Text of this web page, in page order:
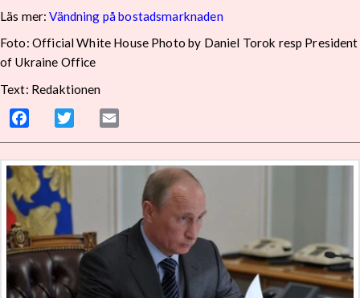
Läs mer:Vändning på bostadsmarknaden
Foto: Official White House Photo by Daniel Torok resp President
of Ukraine Office
Text: Redaktionen
Facebook Twitter